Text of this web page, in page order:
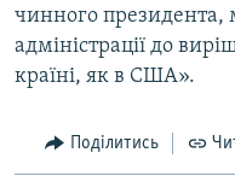
чинного президента,
адміністрації до
країні, як в США».
Поділитись